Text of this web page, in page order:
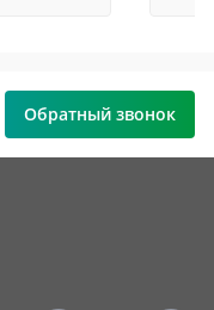
Обратный звонок